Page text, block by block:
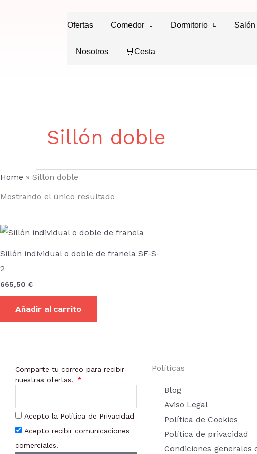
Ofertas Comedor Dormitorio Salón
Nosotros 🛒Cesta
Sillón doble
Home » Sillón doble
Mostrando el único resultado
Sillón individual o doble de franela SF-S-
2
665,50 €
Añadir al carrito
Comparte tu correo para recibir
nuestras ofertas.
Acepto la Política de Privacidad
Acepto recibir comunicaciones
comerciales.
Políticas
Blog
Aviso Legal
Política de Cookies
Política de privacidad
Condiciones generales